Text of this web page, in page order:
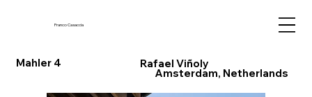
Franco Casaccia
Mahler 4
Amsterdam, Netherlands
Rafael Viñoly